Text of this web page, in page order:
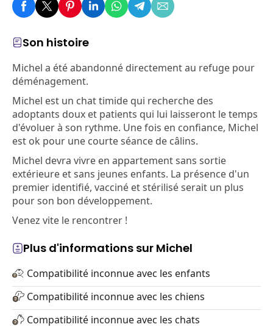
Son histoire
Michel a été abandonné directement au refuge pour
déménagement.
Michel est un chat timide qui recherche des
adoptants doux et patients qui lui laisseront le temps
d'évoluer à son rythme. Une fois en confiance, Michel
est ok pour une courte séance de câlins.
Michel devra vivre en appartement sans sortie
extérieure et sans jeunes enfants. La présence d'un
premier identifié, vacciné et stérilisé serait un plus
pour son bon développement.
Venez vite le rencontrer !
Plus d'informations sur Michel
Compatibilité inconnue avec les enfants
Compatibilité inconnue avec les chiens
Compatibilité inconnue avec les chats